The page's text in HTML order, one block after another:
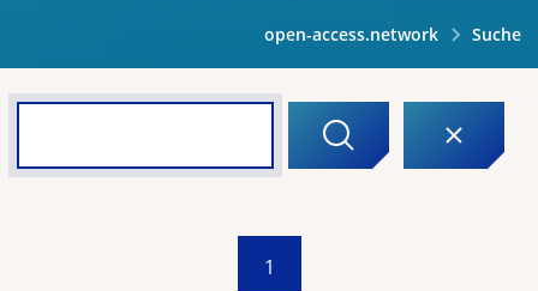
open-access.network Suche
1